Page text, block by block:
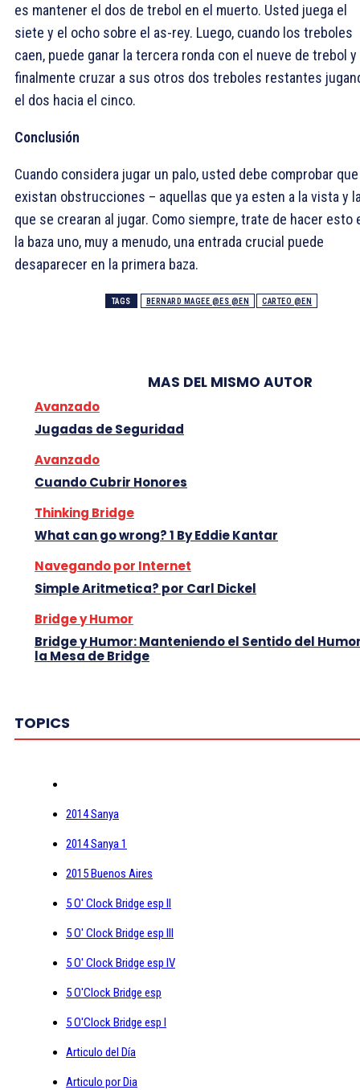
es mantener el dos de trebol en el muerto. Usted juega el
siete y el ocho sobre el as-rey. Luego, cuando los treboles
caen, puede ganar la tercera ronda con el nueve de trebol y
finalmente cruzar a sus otros dos treboles restantes
el dos hacia el cinco.
Conclusión
Cuando considera jugar un palo, usted debe comprobar
existan obstrucciones – aquellas que ya esten a la vista y
que se crearan al jugar. Como siempre, trate de hacer esto
la baza uno, muy a menudo, una entrada crucial puede
desaparecer en la primera baza.
TAGS BERNARD MAGEE @ES @EN CARTEO @EN
MAS DEL MISMO AUTOR
Avanzado
Jugadas de Seguridad
Avanzado
Cuando Cubrir Honores
Thinking Bridge
What can go wrong? 1 By Eddie Kantar
Navegando por Internet
Simple Aritmetica? por Carl Dickel
Bridge y Humor
Bridge y Humor: Manteniendo el Sentido del
la Mesa de Bridge
TOPICS
2014 Sanya
2014 Sanya 1
2015 Buenos Aires
5 O' Clock Bridge esp II
5 O' Clock Bridge esp III
5 O' Clock Bridge esp IV
5 O'Clock Bridge esp
5 O'Clock Bridge esp I
Articulo del Día
Articulo por Dia